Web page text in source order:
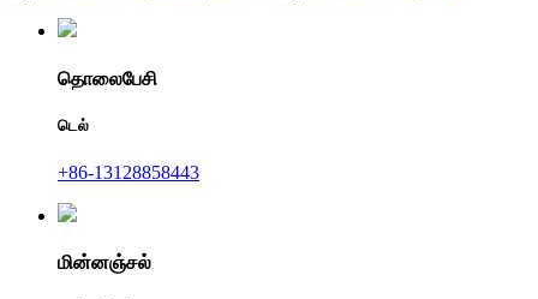
தொலைபேசி
டெல்
+86-13128858443
மின்னஞ்சல்